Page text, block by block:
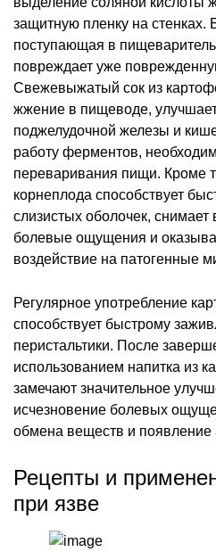
защитную пленку на стенках.
поступающая в
повреждает уже
Свежевыжатый сок из
жжение в пищеводе,
поджелудочной железы и
работу ферментов,
переваривания пищи. Кроме
корнеплода способствует
слизистых оболочек, снимает
болевые ощущения и
воздействие на патогенные
Регулярное употребление
способствует быстрому
перистальтики. После
использованием напитка из
замечают значительное
исчезновение болевых
обмена веществ и появление
Рецепты и
при язве